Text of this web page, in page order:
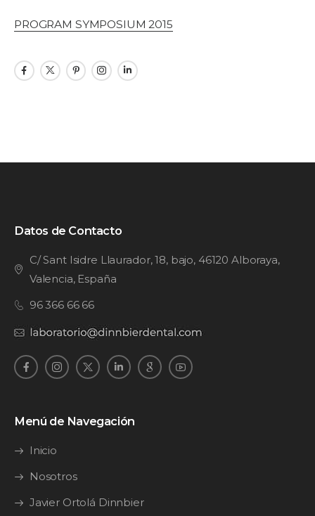
PROGRAM SYMPOSIUM 2015
Datos de Contacto
C/ Sant Isidre Llaurador, 18, bajo, 46120 Alboraya,
Valencia, España
96 366 66 66
Menú de Navegación
Inicio
Nosotros
Javier Ortolá Dinnbier